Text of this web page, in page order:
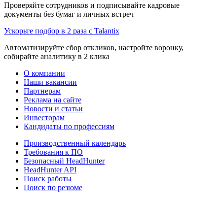
Проверяйте сотрудников и подписывайте кадровые
документы без бумаг и личных встреч
Ускорьте подбор в 2 раза с Talantix
Автоматизируйте сбор откликов, настройте воронку,
собирайте аналитику в 2 клика
О компании
Наши вакансии
Партнерам
Реклама на сайте
Новости и статьи
Инвесторам
Кандидаты по профессиям
Производственный календарь
Требования к ПО
Безопасный HeadHunter
HeadHunter API
Поиск работы
Поиск по резюме